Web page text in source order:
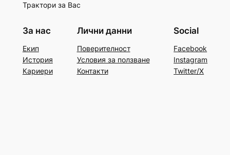
Трактори за Вас
За нас
Екип
История
Кариери
Лични данни
Поверителност
Условия за ползване
Контакти
Social
Facebook
Instagram
Twitter/X